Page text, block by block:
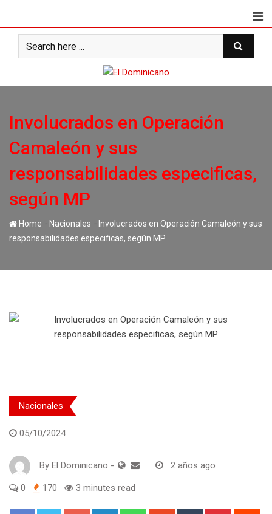
content
Involucrados en Operación
Camaleón y sus
responsabilidades especificas,
según MP
Home - Nacionales - Involucrados en Operación Camaleón y sus
responsabilidades especificas, según MP
Nacionales
05/10/2024
By El Dominicano - 2 años ago
0 170 3 minutes read